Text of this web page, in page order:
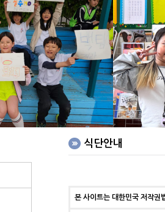
교육비전
현황 및
교직원소
법인이사
학교운영위
학부모회
층별안내
오시는
홍보리플
학교사진
식단안내
본 사이트는 대한민국 저작권